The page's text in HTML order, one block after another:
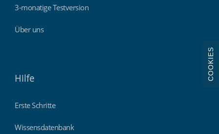
3-monatige Testversion
Über uns
Hilfe
Erste Schritte
Wissensdatenbank
COOKIES